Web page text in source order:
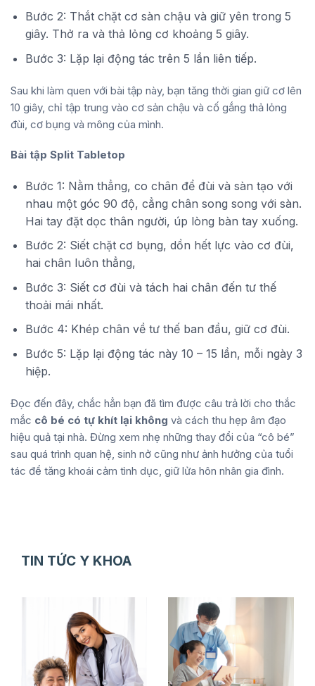
Bước 2: Thắt chặt cơ sàn chậu và giữ yên trong 5
giây. Thở ra và thả lỏng cơ khoảng 5 giây.
Bước 3: Lặp lại động tác trên 5 lần liên tiếp.
Sau khi làm quen với bài tập này, bạn tăng thời gian giữ cơ lên
10 giây, chỉ tập trung vào cơ sản chậu và cố gắng thả lỏng
đùi, cơ bụng và mông của mình.
Bài tập Split Tabletop
Bước 1: Nằm thẳng, co chân để đùi và sàn tạo với
nhau một góc 90 độ, cẳng chân song song với sàn.
Hai tay đặt dọc thân người, úp lòng bàn tay xuống.
Bước 2: Siết chặt cơ bụng, dồn hết lực vào cơ đùi,
hai chân luôn thẳng,
Bước 3: Siết cơ đùi và tách hai chân đến tư thế
thoải mái nhất.
Bước 4: Khép chân về tư thế ban đầu, giữ cơ đùi.
Bước 5: Lặp lại động tác này 10 – 15 lần, mỗi ngày 3
hiệp.
Đọc đến đây, chắc hẳn bạn đã tìm được câu trả lời cho thắc
mắc cô bé có tự khít lại không và cách thu hẹp âm đạo
hiệu quả tại nhà. Đừng xem nhẹ những thay đổi của “cô bé”
sau quá trình quan hệ, sinh nở cũng như ảnh hưởng của tuổi
tác để tăng khoái cảm tình dục, giữ lửa hôn nhân gia đình.
TIN TỨC Y KHOA